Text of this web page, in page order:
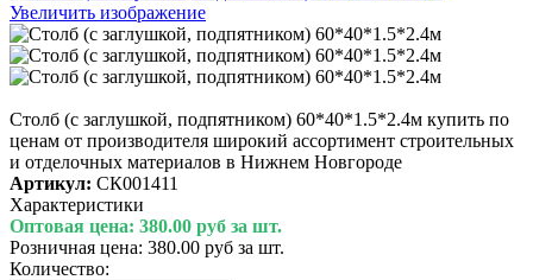
Увеличить изображение
Столб (с заглушкой, подпятником) 60*40*1.5*2.4м купить по
ценам от производителя широкий ассортимент строительных
и отделочных материалов в Нижнем Новгороде
Артикул: СК001411
Характеристики
Оптовая цена: 380.00 руб за шт.
Розничная цена: 380.00 руб за шт.
Количество: